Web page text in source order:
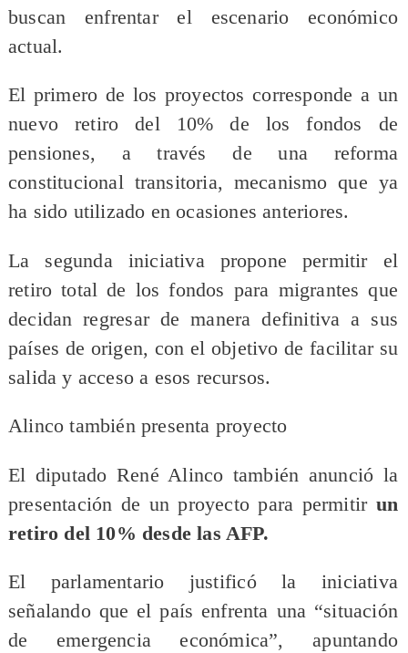
buscan enfrentar el escenario económico
actual.
El primero de los proyectos corresponde a un
nuevo retiro del 10% de los fondos de
pensiones, a través de una reforma
constitucional transitoria, mecanismo que ya
ha sido utilizado en ocasiones anteriores.
La segunda iniciativa propone permitir el
retiro total de los fondos para migrantes que
decidan regresar de manera definitiva a sus
países de origen, con el objetivo de facilitar su
salida y acceso a esos recursos.
Alinco también presenta proyecto
El diputado René Alinco también anunció la
presentación de un proyecto para permitir un
retiro del 10% desde las AFP.
El parlamentario justificó la iniciativa
señalando que el país enfrenta una “situación
de emergencia económica”, apuntando